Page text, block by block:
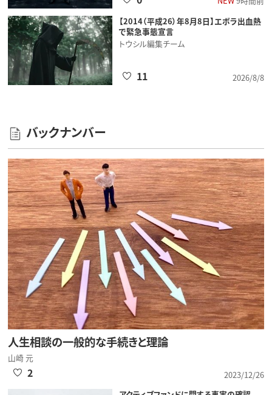
【2014（平成26）年8月8日】エボラ出血熱
で緊急事態宣言
トウシル編集チーム
2026/8/8
11
バックナンバー
人生相談の一般的な手続きと理論
山崎 元
2023/12/26
2